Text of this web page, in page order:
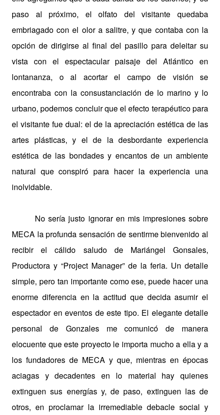
paso al próximo, el olfato del visitante quedaba
embriagado con el olor a salitre, y que contaba con la
opción de dirigirse al final del pasillo para deleitar su
vista con el espectacular paisaje del Atlántico en
lontananza, o al acortar el campo de visión se
encontraba con la consustanciación de lo marino y lo
urbano, podemos concluir que el efecto terapéutico para
el visitante fue dual: el de la apreciación estética de las
artes plásticas, y el de la desbordante experiencia
estética de las bondades y encantos de un ambiente
natural que conspiró para hacer la experiencia una
inolvidable.
No sería justo ignorar en mis impresiones sobre
MECA la profunda sensación de sentirme bienvenido al
recibir el cálido saludo de Mariángel Gonsales,
Productora y “Project Manager” de la feria. Un detalle
simple, pero tan importante como ese, puede hacer una
enorme diferencia en la actitud que decida asumir el
espectador en eventos de este tipo. El elegante detalle
personal de Gonzalesme comunicó de manera
elocuente que este proyecto le importa mucho a ella y a
los fundadores de MECA y que, mientras en épocas
aciagas y decadentes en lo material hay quienes
extinguen sus energías y, de paso, extinguen las de
otros, en proclamar la irremediable debacle social y